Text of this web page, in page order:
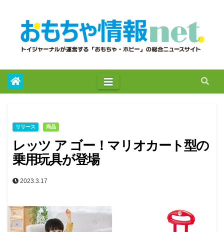
リリース 商品
レッツ ア ゴー！マリオカート型の
乗用玩具が登場
2023.3.17